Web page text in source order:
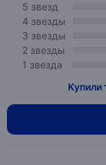
5 звезд
4 звезды
3 звезды
2 звезды
1 звезда
Купили